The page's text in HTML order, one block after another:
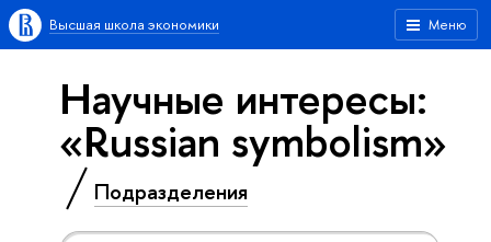
Меню
Высшая школа экономики
Научные интересы:
«Russian symbolism»
Подразделения